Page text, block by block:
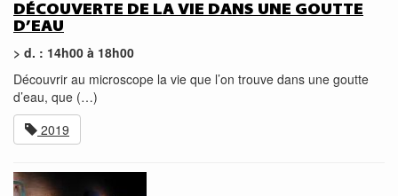
DÉCOUVERTE DE LA VIE DANS UNE GOUTTE
D’EAU
> d. : 14h00 à 18h00
Découvrir au microscope la vie que l’on trouve dans une goutte
d’eau, que (…)
2019